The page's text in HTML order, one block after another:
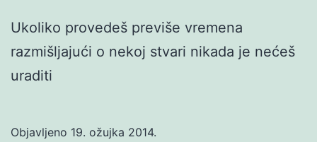
Ukoliko provedeš previše vremena
razmišljajući o nekoj stvari nikada je nećeš
uraditi
Objavljeno 19. ožujka 2014.